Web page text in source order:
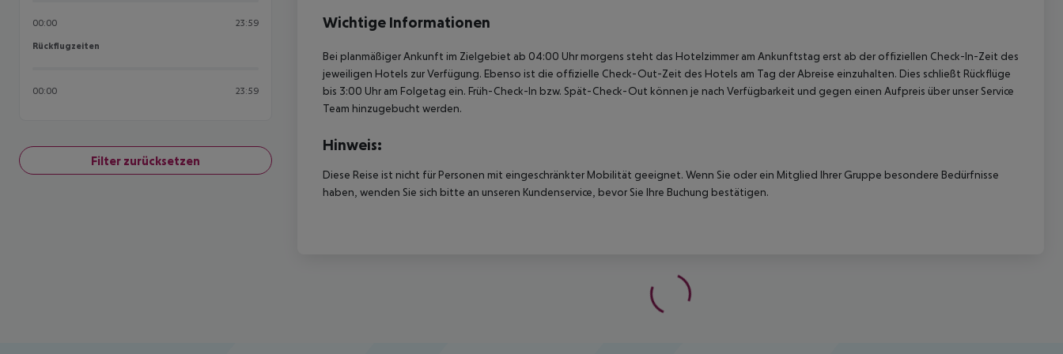
00:00 23:59
Rückflugzeiten
Rückflugzeiten
00:00 23:59
Filter zurücksetzen
Wichtige Informationen
Bei planmäßiger Ankunft im Zielgebiet ab 04:00 Uhr morgens steht das Hotelzimmer am Ankunftstag erst ab der offiziellen Check-In-Zeit des
jeweiligen Hotels zur Verfügung. Ebenso ist die offizielle Check-Out-Zeit des Hotels am Tag der Abreise einzuhalten. Dies schließt Rückflüge
bis 3:00 Uhr am Folgetag ein. Früh-Check-In bzw. Spät-Check-Out können je nach Verfügbarkeit und gegen einen Aufpreis über unser Service
Team hinzugebucht werden.
Hinweis:
Diese Reise ist nicht für Personen mit eingeschränkter Mobilität geeignet. Wenn Sie oder ein Mitglied Ihrer Gruppe besondere Bedürfnisse
haben, wenden Sie sich bitte an unseren Kundenservice, bevor Sie Ihre Buchung bestätigen.